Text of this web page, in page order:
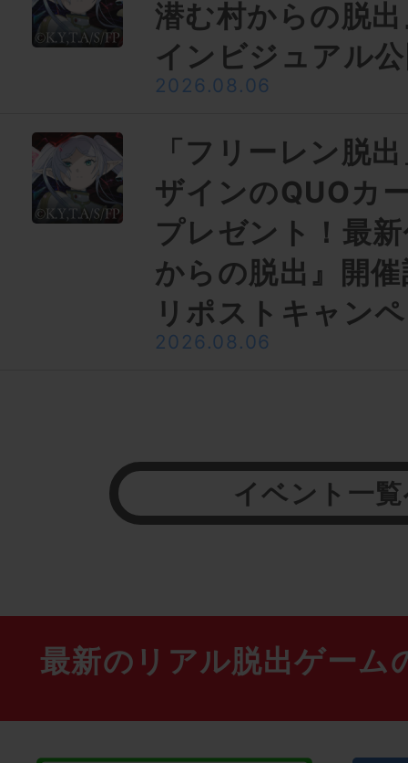
潜む村からの脱
インビジュアル
2026.08.06
「フリーレン脱
ザインのQUOカ
プレゼント！最
からの脱出』開
リポストキャン
2026.08.06
イベント一
最新のリアル脱出ゲーム